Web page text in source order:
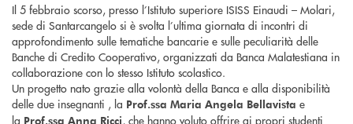
Il 5 febbraio scorso, presso l’Istituto superiore ISISS Einaudi – Molari,
sede di Santarcangelo si è svolta l’ultima giornata di incontri di
approfondimento sulle tematiche bancarie e sulle peculiarità delle
Banche di Credito Cooperativo, organizzati da Banca Malatestiana in
collaborazione con lo stesso Istituto scolastico.
Un progetto nato grazie alla volontà della Banca e alla disponibilità
delle due insegnanti , la Prof.ssa Maria Angela Bellavista e
la Prof.ssa Anna Ricci, che hanno voluto offrire ai propri studenti